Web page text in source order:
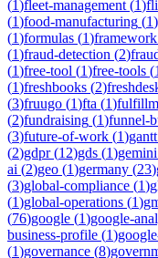
(1)fleet-management (1)
(1)food-manufacturing (1)
(1)formulas (1)framework
(1)fraud-detection (2)
(1)free-tool (1)free-tools (1
(1)freshbooks (2)
(3)fruugo (1)fta (1)
(2)fundraising (1)funnel-
(3)future-of-work (1)gantt
(2)gdpr(12)gds (1)gemini
ai (2)geo (1)germany (23)
(3)global-compliance (1)
(1)global-operations (1)
(76)google (1)google-
business-profile (1)
(1)governance (8)